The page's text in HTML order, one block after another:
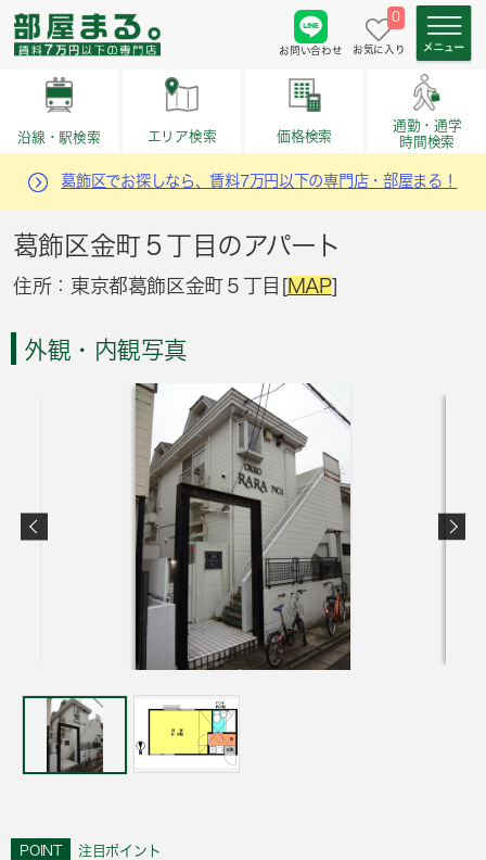
お問い合わせ
0
お気に入り
沿線・駅検索 エリア検索 価格検索
通勤・通学
時間検索
葛飾区でお探しなら、賃料7万円以下の専門店・部屋まる！
葛飾区金町５丁目のアパート
住所：東京都葛飾区金町５丁目[MAP]
外観・内観写真
POINT 注目ポイント